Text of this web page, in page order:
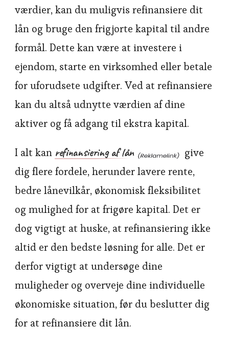
værdier, kan du muligvis refinansiere dit
lån og bruge den frigjorte kapital til andre
formål. Dette kan være at investere i
ejendom, starte en virksomhed eller betale
for uforudsete udgifter. Ved at refinansiere
kan du altså udnytte værdien af dine
aktiver og få adgang til ekstra kapital.
I alt kan refinansiering af lån
give
dig flere fordele, herunder lavere rente,
bedre lånevilkår, økonomisk fleksibilitet
og mulighed for at frigøre kapital. Det er
dog vigtigt at huske, at refinansiering ikke
altid er den bedste løsning for alle. Det er
derfor vigtigt at undersøge dine
muligheder og overveje dine individuelle
økonomiske situation, før du beslutter dig
for at refinansiere dit lån.